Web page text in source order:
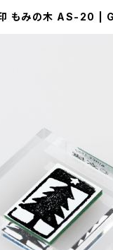
もみの木 AS-20 |